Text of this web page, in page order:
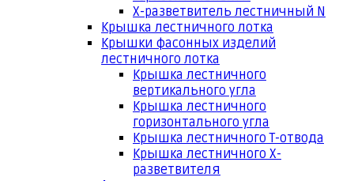
Х-разветвитель лестничный N
Крышка лестничного лотка
Крышки фасонных изделий
лестничного лотка
Крышка лестничного
вертикального угла
Крышка лестничного
горизонтального угла
Крышка лестничного Т-отвода
Крышка лестничного Х-
разветвителя